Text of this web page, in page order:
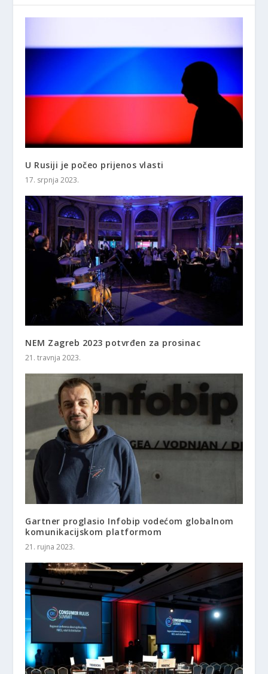
U Rusiji je počeo prijenos vlasti
17. srpnja 2023.
NEM Zagreb 2023 potvrđen za prosinac
21. travnja 2023.
Gartner proglasio Infobip vodećom globalnom
komunikacijskom platformom
21. rujna 2023.